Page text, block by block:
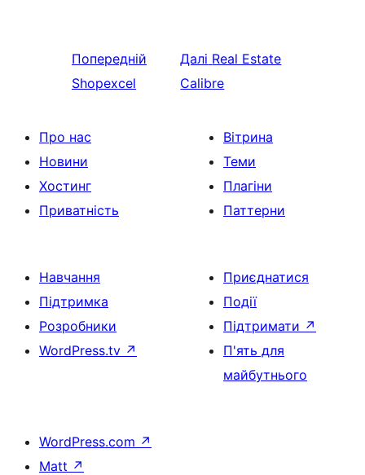
Попередній
Shopexcel
Далі Real Estate
Calibre
Про нас
Новини
Хостинг
Приватність
Вітрина
Теми
Плагіни
Паттерни
Навчання
Підтримка
Розробники
WordPress.tv ↗
Приєднатися
Події
Підтримати ↗
П'ять для
майбутнього
WordPress.com ↗
Matt ↗